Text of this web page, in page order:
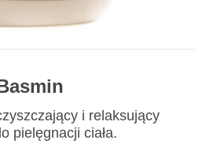
i relaksujący
pielęgnacji ciała.